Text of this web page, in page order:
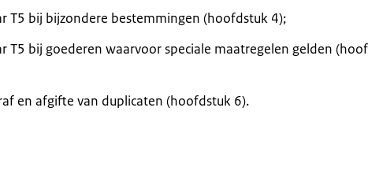
T5 bij bijzondere bestemmingen (hoofdstuk 4);
bij goederen waarvoor speciale maatregelen gelden
en afgifte van duplicaten (hoofdstuk 6).